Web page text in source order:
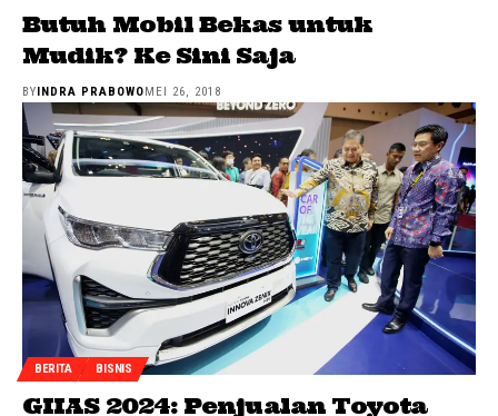
Butuh Mobil Bekas untuk
Mudik? Ke Sini Saja
BYINDRA PRABOWOMEI 26, 2018
BERITA BISNIS
GIIAS 2024: Penjualan Toyota